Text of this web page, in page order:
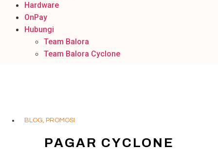
Hardware
OnPay
Hubungi
Team Balora
Team Balora Cyclone
BLOG ,PROMOSI
PAGAR CYCLONE